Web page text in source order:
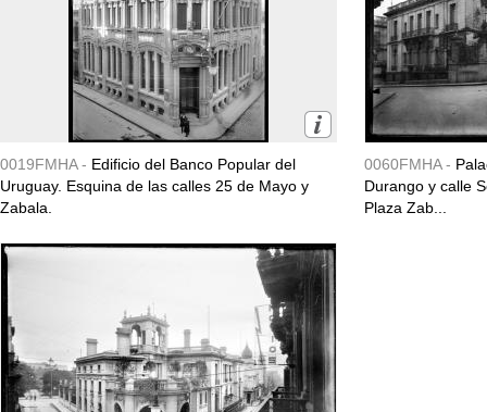
0019FMHA - Edificio del Banco Popular del
Uruguay. Esquina de las calles 25 de Mayo y
Zabala.
0060FMHA -
Durango y calle
Plaza Zab...